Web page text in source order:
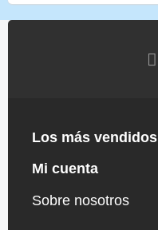
Los más vendidos
Mi cuenta
Sobre nosotros